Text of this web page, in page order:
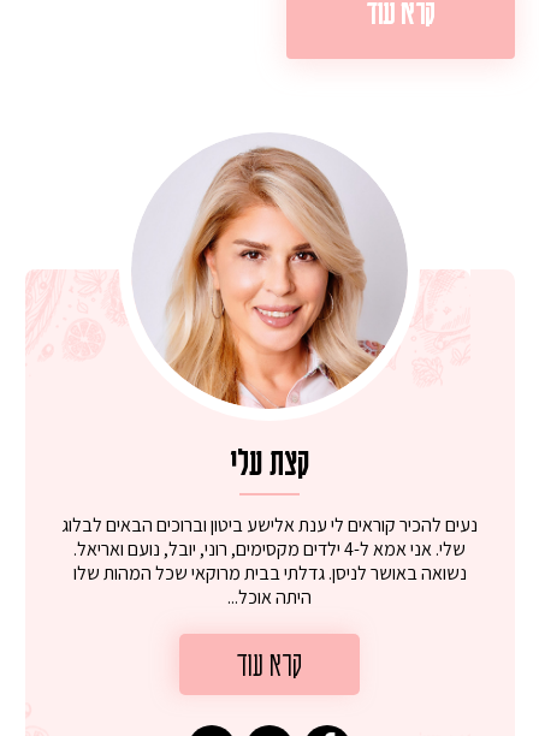
קרא עוד
קצת עלי
נעים להכיר קוראים לי ענת אלישע ביטון וברוכים הבאים לבלוג
שלי. אני אמא ל-4 ילדים מקסימים, רוני, יובל, נועם ואריאל.
נשואה באושר לניסן. גדלתי בבית מרוקאי שכל המהות שלו
היתה אוכל...
קרא עוד